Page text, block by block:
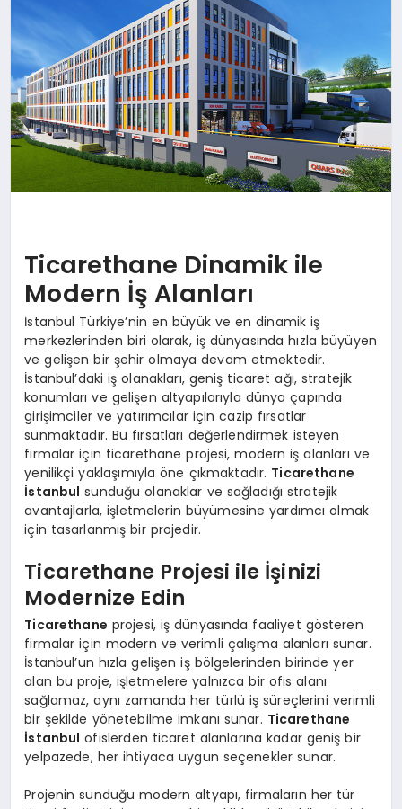
SIYASET
SPOR
YAŞAM
Ticarethane Dinamik ile
Modern İş Alanları​
İstanbul Türkiye’nin en büyük ve en dinamik iş
merkezlerinden biri olarak, iş dünyasında hızla büyüyen
ve gelişen bir şehir olmaya devam etmektedir.
İstanbul’daki iş olanakları, geniş ticaret ağı, stratejik
konumları ve gelişen altyapılarıyla dünya çapında
girişimciler ve yatırımcılar için cazip fırsatlar
sunmaktadır. Bu fırsatları değerlendirmek isteyen
firmalar için ticarethane projesi, modern iş alanları ve
yenilikçi yaklaşımıyla öne çıkmaktadır. Ticarethane
İstanbul sunduğu olanaklar ve sağladığı stratejik
avantajlarla, işletmelerin büyümesine yardımcı olmak
için tasarlanmış bir projedir.
Ticarethane Projesi ile İşinizi
Modernize Edin
Ticarethane projesi, iş dünyasında faaliyet gösteren
firmalar için modern ve verimli çalışma alanları sunar.
İstanbul’un hızla gelişen iş bölgelerinden birinde yer
alan bu proje, işletmelere yalnızca bir ofis alanı
sağlamaz, aynı zamanda her türlü iş süreçlerini verimli
bir şekilde yönetebilme imkanı sunar. Ticarethane
İstanbul ofislerden ticaret alanlarına kadar geniş bir
yelpazede, her ihtiyaca uygun seçenekler sunar.
Projenin sunduğu modern altyapı, firmaların her tür